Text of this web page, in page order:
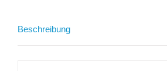
Beschreibung